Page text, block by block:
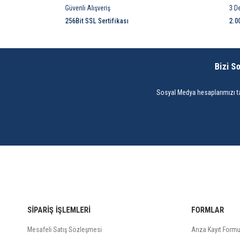
3
Güvenli Alışveriş
256Bit SSL Sertifikası
Bizi
Sosyal Medya hesaplarımızı
SİPARİŞ İŞLEMLERİ
Mesafeli Satış Sözleşmesi
FORMLAR
Arıza Kayıt Formu